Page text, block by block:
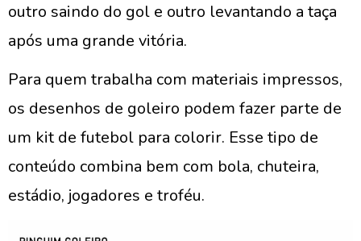
outro saindo do gol e outro levantando a taça
após uma grande vitória.
Para quem trabalha com materiais impressos,
os desenhos de goleiro podem fazer parte de
um kit de futebol para colorir. Esse tipo de
conteúdo combina bem com bola, chuteira,
estádio, jogadores e troféu.